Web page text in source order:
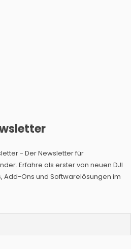
- Der Newsletter für
Erfahre als erster von neuen DJI
Add-Ons und Softwarelösungen im